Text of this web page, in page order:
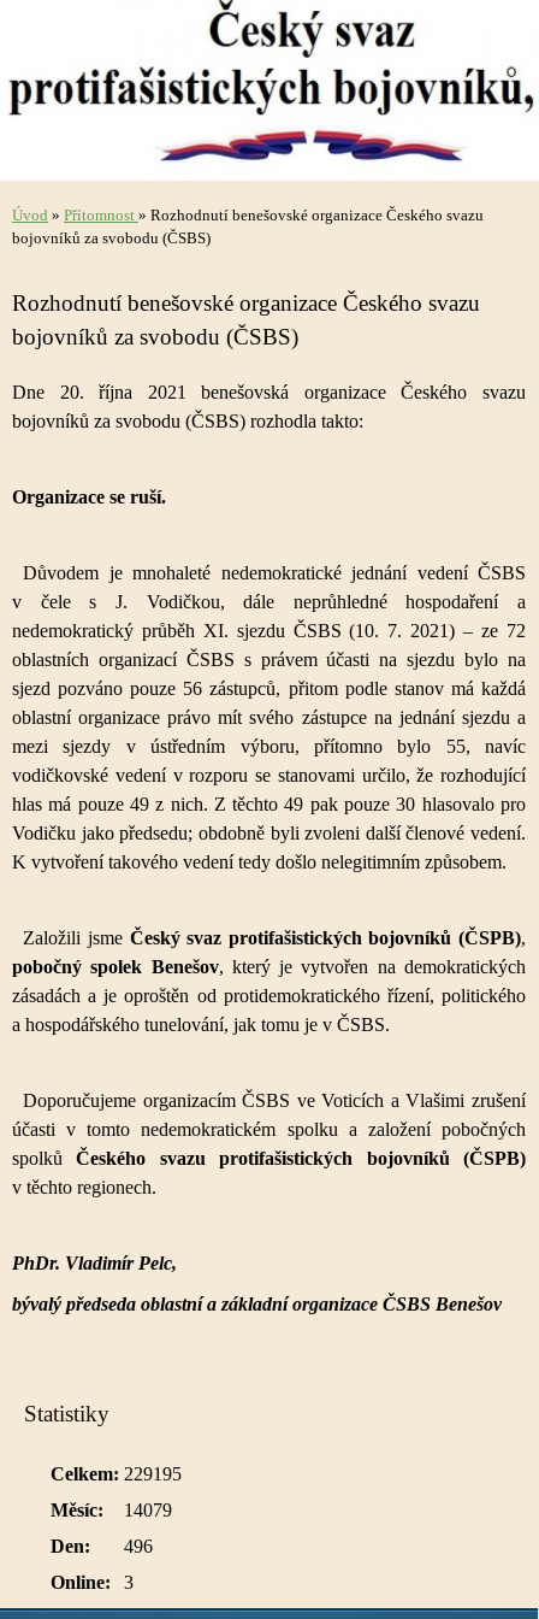
Úvod » Přítomnost » Rozhodnutí benešovské organizace Českého svazu
bojovníků za svobodu (ČSBS)
Rozhodnutí benešovské organizace Českého svazu
bojovníků za svobodu (ČSBS)
Dne 20. října 2021 benešovská organizace Českého svazu
bojovníků za svobodu (ČSBS) rozhodla takto:
Organizace se ruší.
Důvodem je mnohaleté nedemokratické jednání vedení ČSBS
v čele s J. Vodičkou, dále neprůhledné hospodaření a
nedemokratický průběh XI. sjezdu ČSBS (10. 7. 2021) – ze 72
oblastních organizací ČSBS s právem účasti na sjezdu bylo na
sjezd pozváno pouze 56 zástupců, přitom podle stanov má každá
oblastní organizace právo mít svého zástupce na jednání sjezdu a
mezi sjezdy v ústředním výboru, přítomno bylo 55, navíc
vodičkovské vedení v rozporu se stanovami určilo, že rozhodující
hlas má pouze 49 z nich. Z těchto 49 pak pouze 30 hlasovalo pro
Vodičku jako předsedu; obdobně byli zvoleni další členové vedení.
K vytvoření takového vedení tedy došlo nelegitimním způsobem.
Založili jsme Český svaz protifašistických bojovníků (ČSPB),
pobočný spolek Benešov, který je vytvořen na demokratických
zásadách a je oproštěn od protidemokratického řízení, politického
a hospodářského tunelování, jak tomu je v ČSBS.
Doporučujeme organizacím ČSBS ve Voticích a Vlašimi zrušení
účasti v tomto nedemokratickém spolku a založení pobočných
spolkůČeského svazu protifašistických bojovníků (ČSPB)
v těchto regionech.
PhDr. Vladimír Pelc,
bývalý předseda oblastní a základní organizace ČSBS Benešov
Statistiky
Online: 3
Celkem: 229195
Měsíc:
14079
Den:
496